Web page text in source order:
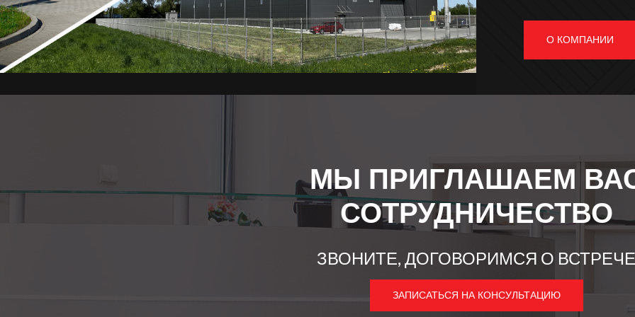
О КОМПАНИИ
МЫ ПРИГЛАШАЕМ
СОТРУДНИЧЕСТВО
ЗВОНИТЕ, ДОГОВОРИМСЯ О ВСТРЕЧЕ
ЗАПИСАТЬСЯ НА КОНСУЛЬТАЦИЮ